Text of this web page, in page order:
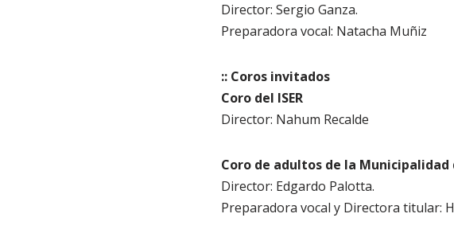
Director: Sergio Ganza.
Preparadora vocal: Natacha Muñiz
:: Coros invitados
Coro del ISER
Director: Nahum Recalde
Coro de adultos de la
Director: Edgardo Palotta.
Preparadora vocal y Directora titular: